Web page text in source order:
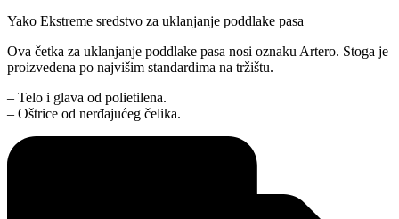
Yako Ekstreme sredstvo za uklanjanje poddlake pasa
Ova četka za uklanjanje poddlake pasa nosi oznaku Artero. Stoga je
proizvedena po najvišim standardima na tržištu.
– Telo i glava od polietilena.
– Oštrice od nerđajućeg čelika.